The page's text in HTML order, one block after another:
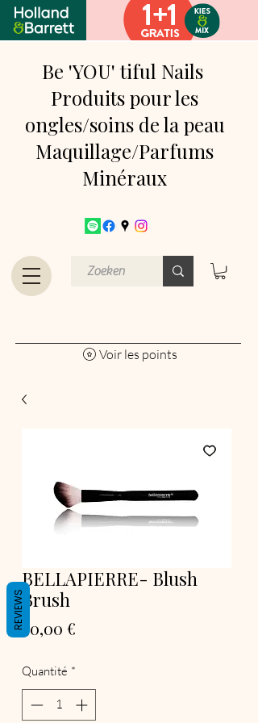
Be 'YOU' tiful Nails
Produits pour les
ongles/soins de la peau
Maquillage/Parfums
Minéraux
Voir les points
BELLAPIERRE- Blush
Brush
30,00 €
Quantité *
REVIEWS